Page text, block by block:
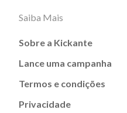
Saiba Mais
Sobre a Kickante
Lance uma campanha
Termos e condições
Privacidade